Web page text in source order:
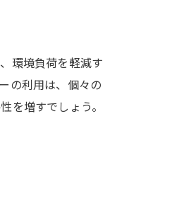
環境負荷を軽減す
の利用は、個々の
を増すでしょう。